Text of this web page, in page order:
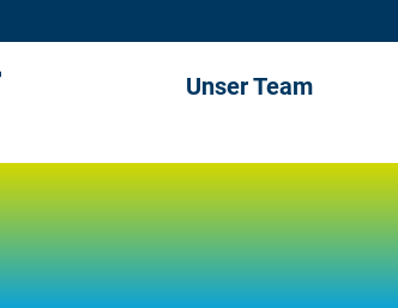
Unser Team